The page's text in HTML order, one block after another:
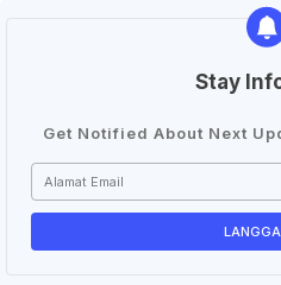
Stay
Get Notified About Next